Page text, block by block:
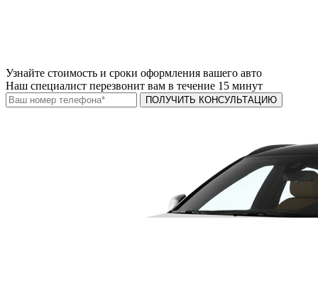
Узнайте стоимость и сроки оформления вашего авто
Наш специалист перезвонит вам в течение 15 минут
ПОЛУЧИТЬ КОНСУЛЬТАЦИЮ